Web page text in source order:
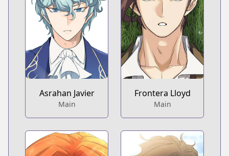
Asrahan Javier
Main
Frontera Lloyd
Main